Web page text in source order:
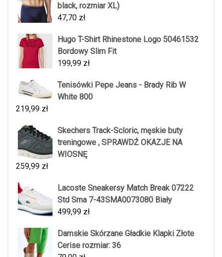
black, rozmiar XL)
47,70 zł
Hugo T-Shirt Rhinestone Logo 50461532
Bordowy Slim Fit
199,99 zł
Tenisówki Pepe Jeans - Brady Rib W
White 800
219,99 zł
Skechers Track-Scloric, męskie buty
treningowe , SPRAWDŹ OKAZJE NA
WIOSNĘ
259,99 zł
Lacoste Sneakersy Match Break 07222
Std Sma 7-43SMA0073080 Biały
499,99 zł
Damskie Skórzane Gładkie Klapki Złote
Cerise rozmiar: 36